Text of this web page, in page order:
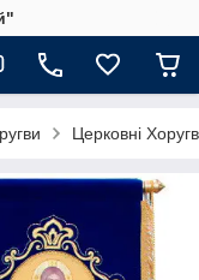
Церковні